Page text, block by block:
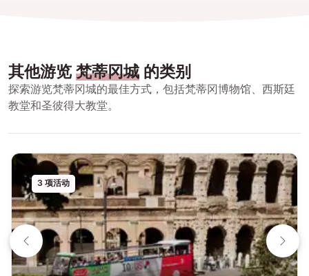
其他游览 梵蒂冈城 的类别
探索游览梵蒂冈城的最佳方式，包括梵蒂冈博物馆、西斯廷
教堂和圣彼得大教堂。
3 项活动